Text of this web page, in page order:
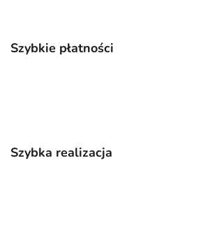
Szybkie płatności
Szybka realizacja